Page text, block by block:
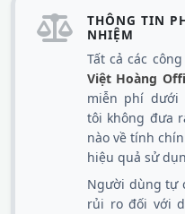
THÔNG TIN
NHIỆM
Tất cả các
Việt Hoàng
miễn phí dưới
tôi không đưa
nào về tính
hiệu quả sử
Người dùng tự
rủi ro đối với